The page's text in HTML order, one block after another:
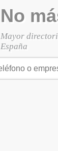
No
Mayor
España